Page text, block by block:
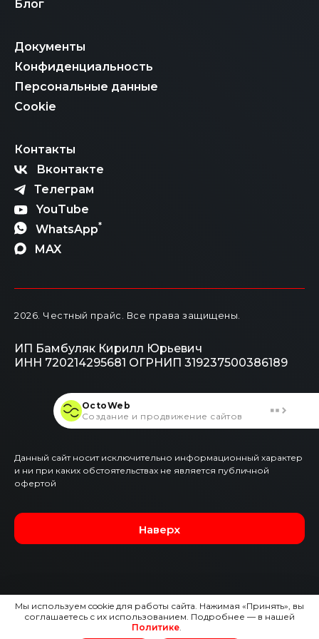
Блог
Документы
Конфиденциальность
Персональные данные
Cookie
Контакты
Вконтакте
Телеграм
YouTube
WhatsApp*
MAX
2026 . Честный прайс. Все права защищены.
ИП Бамбуляк Кирилл Юрьевич
ИНН 720214295681 ОГРНИП 319237500386189
Данный сайт носит исключительно информационный характер
и ни при каких обстоятельствах не является публичной
офертой
Наверх
OctoWeb
Создание и продвижение сайтов
Мы используем cookie для работы сайта. Нажимая «Принять», вы
соглашаетесь с их использованием. Подробнее — в нашей
Политике.
Оставить заявку